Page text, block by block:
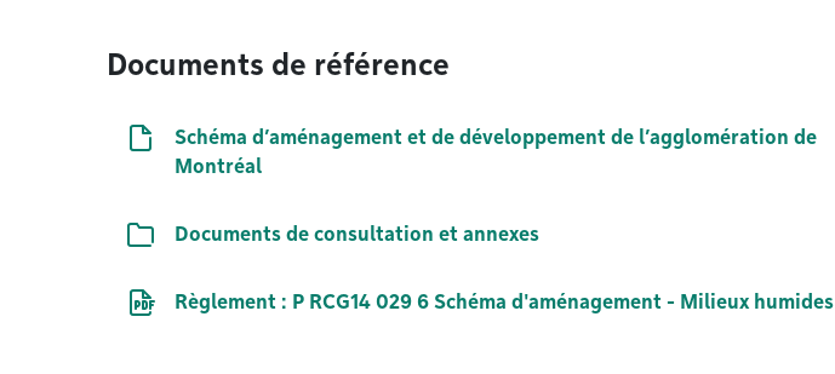
Documents de référence
DocumentSchéma d’aménagement et de développement de l’agglomération de
Montréal
Liste de documents
Documents de consultation et annexes
Document PDF
Règlement : P RCG14 029 6 Schéma d'aménagement - Milieux humides